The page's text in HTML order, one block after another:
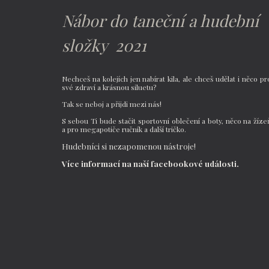
Nábor do taneční a hudební
složky  2021
Nechceš na kolejích jen nabírat kila, ale chceš udělat i něco
své zdraví a krásnou siluetu?
Tak se neboj a přijdi mezi nás!
S sebou Ti bude stačit sportovní oblečení a boty, něco na
a pro megapotiče ručník a další tričko.
Hudebníci si nezapomenou nástroje!
Více informací na naší facebookové události.